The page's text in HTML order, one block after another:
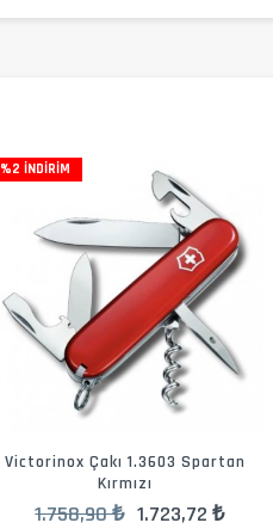
%2 İNDIRIM
Victorinox Çakı 1.3603 Spartan
Kırmızı
1.758,90 ₺ 1.723,72 ₺